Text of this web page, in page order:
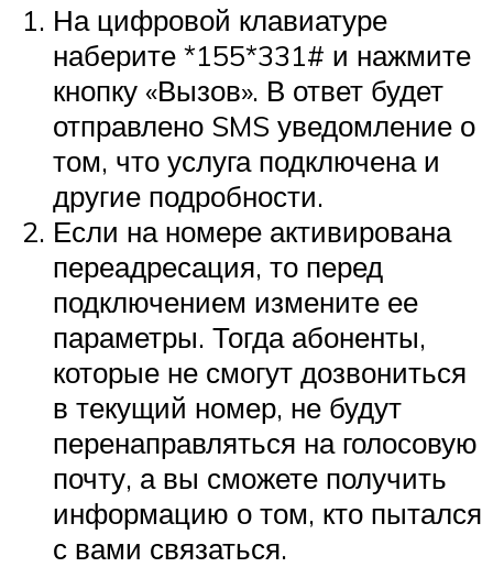
На цифровой клавиатуре
наберите *155*331# и нажмите
кнопку «Вызов». В ответ будет
отправлено SMS уведомление о
том, что услуга подключена и
другие подробности.
Если на номере активирована
переадресация, то перед
подключением измените ее
параметры. Тогда абоненты,
которые не смогут дозвониться
в текущий номер, не будут
перенаправляться на голосовую
почту, а вы сможете получить
информацию о том, кто пытался
с вами связаться.